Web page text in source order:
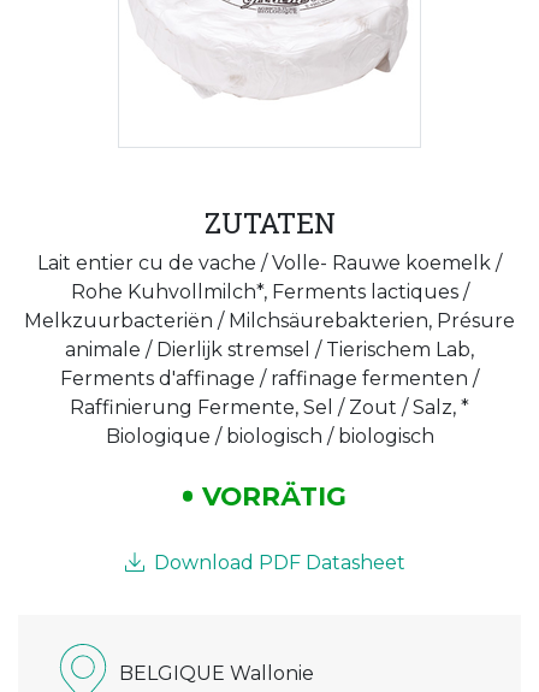
ZUTATEN
Lait entier cu de vache / Volle- Rauwe koemelk /
Rohe Kuhvollmilch*, Ferments lactiques /
Melkzuurbacteriën / Milchsäurebakterien, Présure
animale / Dierlijk stremsel / Tierischem Lab,
Ferments d'affinage / raffinage fermenten /
Raffinierung Fermente, Sel / Zout / Salz, *
Biologique / biologisch / biologisch
VORRÄTIG
Download PDF Datasheet
BELGIQUE Wallonie